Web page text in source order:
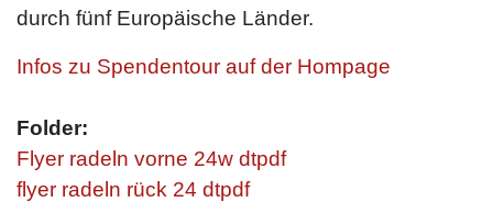
durch fünf Europäische Länder.
Infos zu Spendentour auf der Hompage
Folder:
Flyer radeln vorne 24w dtpdf
flyer radeln rück 24 dtpdf